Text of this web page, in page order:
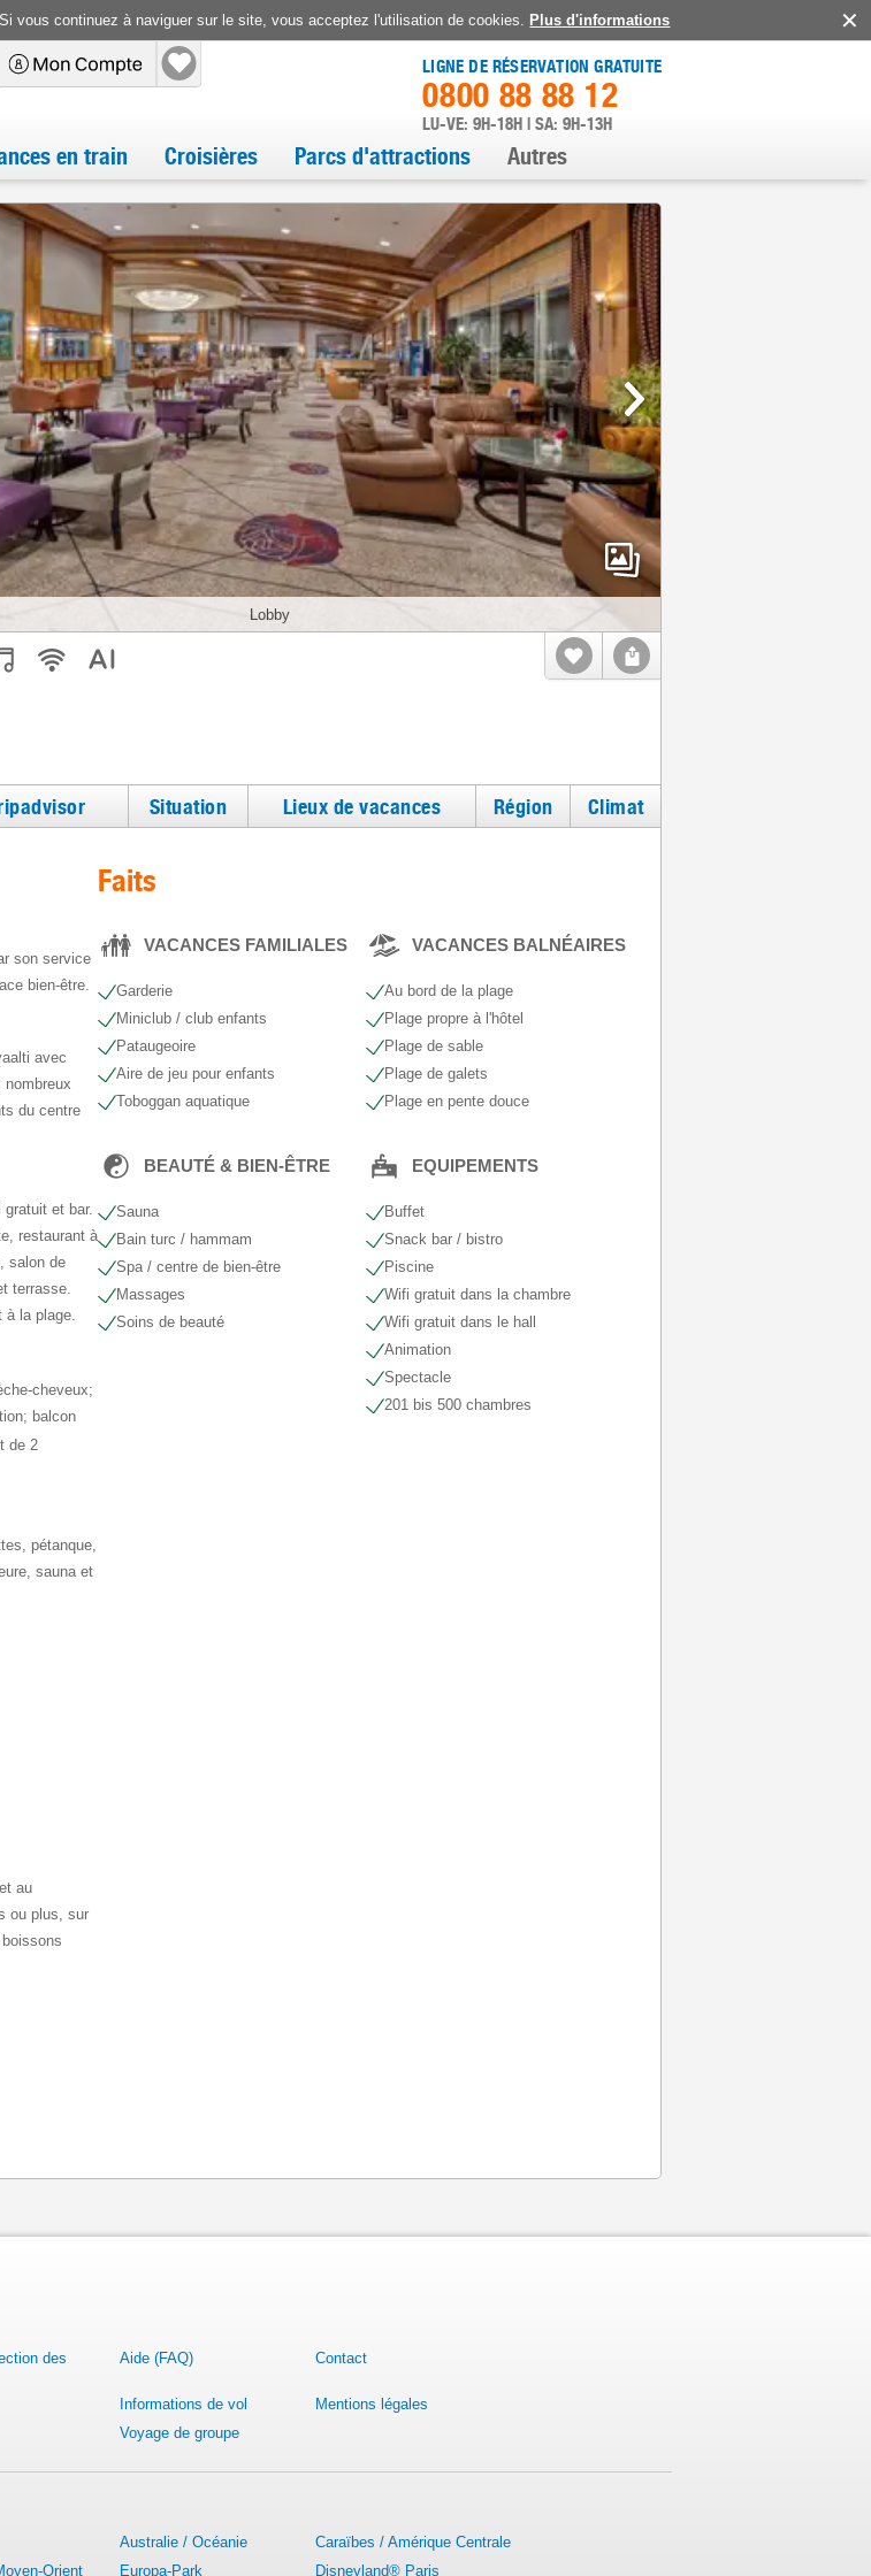
vous continuez à naviguer sur le site, vous acceptez l'utilisation de cookies. Plus d'informations
LIGNE DE RÉSERVATION GRATUITE
0800 88 88 12
LU-VE: 9H-18H | SA: 9H-13H
en train Croisières Parcs d'attractions Autres
Lobby
Situation Lieux de vacances Région Climat
son service
bien-être.
avec
du centre
et bar.
restaurant à
salon de
terrasse.
à la plage.
cheveux;
balcon
de 2
pétanque,
sauna et
au
ou plus, sur
Faits
VACANCES FAMILIALES
Garderie
Miniclub / club enfants
Pataugeoire
Aire de jeu pour enfants
Toboggan aquatique
VACANCES BALNÉAIRES
Au bord de la plage
Plage propre à l'hôtel
Plage de sable
Plage de galets
Plage en pente douce
BEAUTÉ & BIEN-ÊTRE
Sauna
Bain turc / hammam
Spa / centre de bien-être
Massages
Soins de beauté
EQUIPEMENTS
Buffet
Snack bar / bistro
Piscine
Wifi gratuit dans la chambre
Wifi gratuit dans le hall
Animation
Spectacle
201 bis 500 chambres
des
Aide (FAQ) Contact
Informations de vol
Mentions légales
Voyage de groupe
Australie / Océanie
Caraïbes / Amérique Centrale
Orient Europa-Park Disneyland® Paris